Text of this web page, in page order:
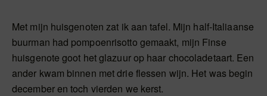
Met mijn huisgenoten zat ik aan tafel. Mijn half-Italiaanse
buurman had pompoenrisotto gemaakt, mijn Finse
huisgenote goot het glazuur op haar chocoladetaart. Een
ander kwam binnen met drie flessen wijn. Het was begin
december en toch vierden we kerst.